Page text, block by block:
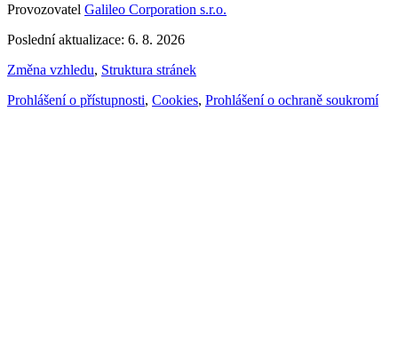
Provozovatel Galileo Corporation s.r.o.
Poslední aktualizace: 6. 8. 2026
Změna vzhledu, Struktura stránek
Prohlášení o přístupnosti, Cookies, Prohlášení o ochraně soukromí